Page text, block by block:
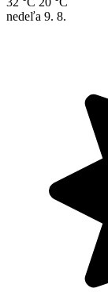
nedeľa 9. 8.